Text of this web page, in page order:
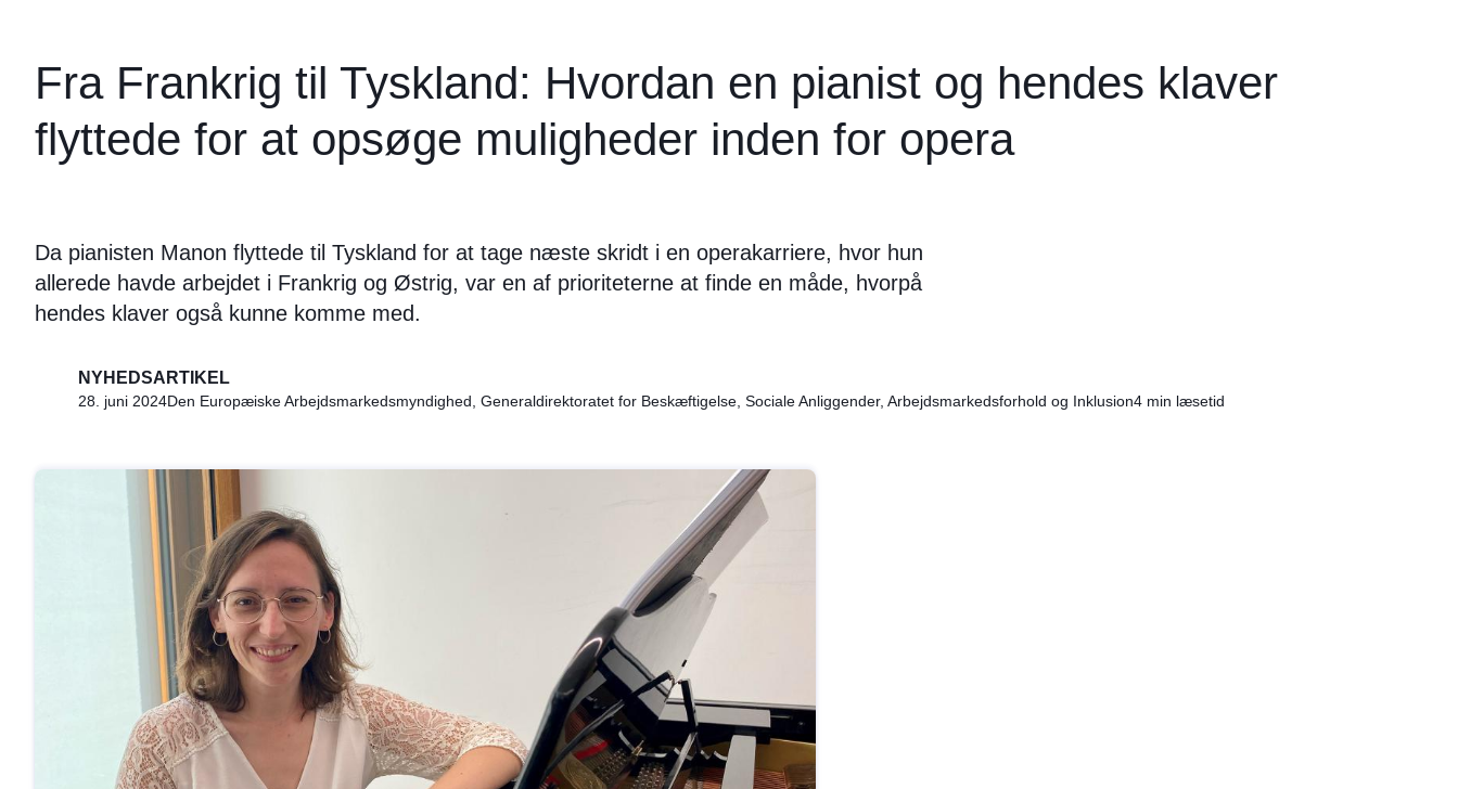
Fra Frankrig til Tyskland: Hvordan en pianist og hendes klaver
flyttede for at opsøge muligheder inden for opera
Da pianisten Manon flyttede til Tyskland for at tage næste skridt i en operakarriere, hvor hun
allerede havde arbejdet i Frankrig og Østrig, var en af prioriteterne at finde en måde, hvorpå
hendes klaver også kunne komme med.
NYHEDSARTIKEL
28. juni 2024Den Europæiske Arbejdsmarkedsmyndighed, Generaldirektoratet for Beskæftigelse, Sociale Anliggender, Arbejdsmarkedsforhold og Inklusion4 min læsetid